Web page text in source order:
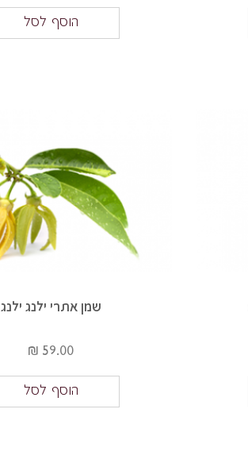
הוסף לסל
שמן אתרי ילנג ילנג
59.00 ₪
הוסף לסל